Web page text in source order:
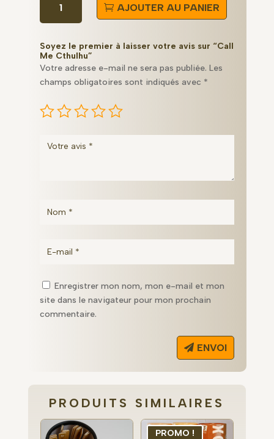
Call
Me
Cthulhu
AJOUTER AU PANIER
Soyez le premier à laisser votre avis sur “Call
Me Cthulhu”
Votre adresse e-mail ne sera pas publiée. Les
champs obligatoires sont indiqués avec *
Enregistrer mon nom, mon e-mail et mon
site dans le navigateur pour mon prochain
commentaire.
ENVOI
PRODUITS SIMILAIRES
PROMO !